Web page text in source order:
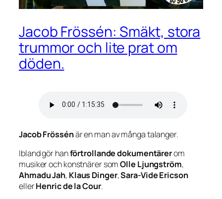
Jacob Frössén: Smäkt, stora
trummor och lite prat om
döden.
Jacob Frössénär en man av många talanger.
Ibland gör hanförtrollande dokumentärerom
musiker och konstnärer somOlle Ljungström,
Ahmadu Jah, Klaus Dinger,Sara-Vide Ericson
ellerHenric de la Cour.